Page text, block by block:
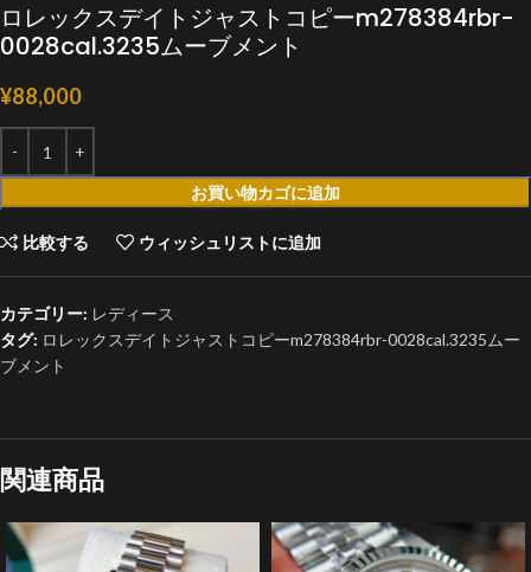
ロレックスデイトジャストコピーm278384rbr-
0028cal.3235ムーブメント
¥88,000
お買い物カゴに追加
比較する ウィッシュリストに追加
カテゴリー: レディース
タグ: ロレックスデイトジャストコピーm278384rbr-0028cal.3235ムー
ブメント
関連商品